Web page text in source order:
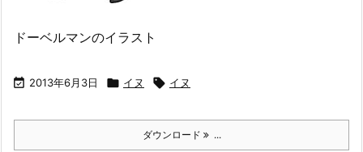
ドーベルマンのイラスト
 2013年6月3日  イヌ  イヌ
ダウンロード ...